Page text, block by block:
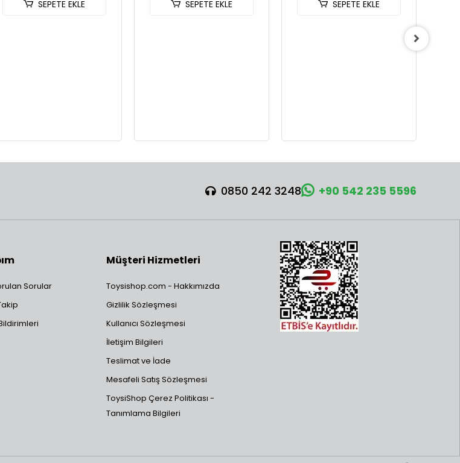
SEPETE EKLE SEPETE EKLE SEPETE EKLE
0850 242 3248 +90 542 235 5596
Sorular
Müşteri Hizmetleri
Toysishop.com - Hakkımızda
Gizlilik Sözleşmesi
Kullanıcı Sözleşmesi
İletişim Bilgileri
Teslimat ve İade
Mesafeli Satış Sözleşmesi
ToysiShop Çerez Politikası -
Tanımlama Bilgileri